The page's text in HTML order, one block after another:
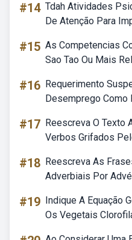
#14 Tdah Atividades
De Atenção Para
#15 As Competencias
Sao Tao Ou Mais
#16 Requerimento
Desemprego Como
#17 Reescreva O Texto
Verbos Grifados
#18 Reescreva As
Adverbiais Por
#19 Indique A Equação
Os Vegetais